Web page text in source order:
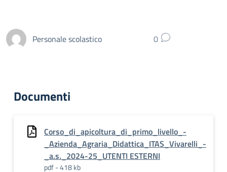
Personale scolastico 0
Documenti
Corso_di_apicoltura_di_primo_livello_-
_Azienda_Agraria_Didattica_ITAS_Vivarelli_-
_a.s._2024-25_UTENTI ESTERNI
pdf - 418 kb